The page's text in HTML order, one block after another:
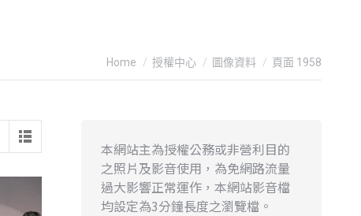
You are here:
Home 授權中心 圖像資料 頁面 1958
本網站主為授權公務或非營利目的
之照片及影音使用，為免網路流量
過大影響正常運作，本網站影音檔
均設定為3分鐘長度之瀏覽檔。